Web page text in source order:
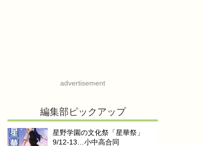
advertisement
編集部ピックアップ
星野学園の文化祭「星華祭」
9/12-13…小中高合同